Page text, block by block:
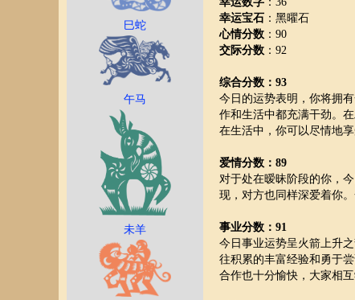
巳蛇
午马
未羊
幸运宝石 ：黑曜石
心情分数 ：90
交际分数 ：92
综合分数：93
今日的运势表明，你将拥
作和生活中都充满干劲。
在生活中，你可以尽情地
爱情分数：89
对于处在暧昧阶段的你，
现，对方也同样深爱着你
事业分数：91
今日事业运势呈火箭上升
往积累的丰富经验和勇于
合作也十分愉快，大家相